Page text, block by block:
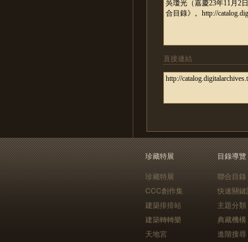
直接連結
珍藏特展
珍藏特展
CCC創作集
建築排排站
建築轉轉樂
天地宮
目錄導覽
聯合目錄
快速關鍵
主題分類
典藏機構
進階搜尋